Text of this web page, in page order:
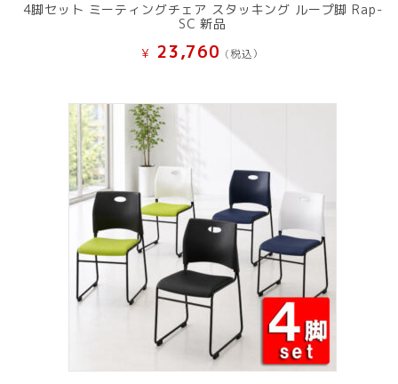
4脚セット ミーティングチェア スタッキング ループ脚 Rap-
SC 新品
¥ 23,760 (税込）